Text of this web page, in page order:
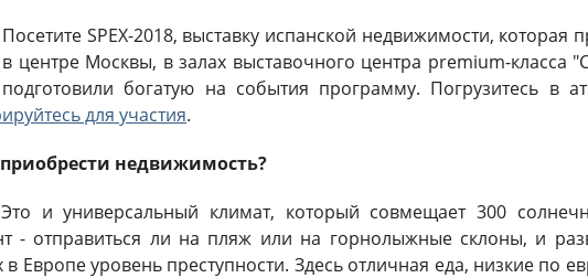
Посетите SPEX-2018, выставку испанской недвижимости, которая
в центре Москвы, в залах выставочного центра premium-класса
подготовили богатую на события программу. Погрузитесь в
для участия.
недвижимость?
и универсальный климат, который совмещает 300
отправиться ли на пляж или на горнолыжные склоны, и
Европе уровень преступности. Здесь отличная еда, низкие по